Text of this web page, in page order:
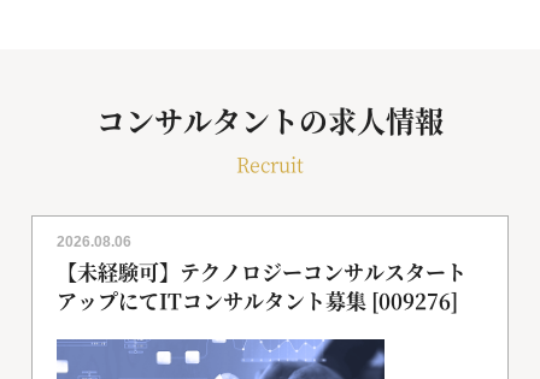
コンサルタントの求人情報
Recruit
2026.08.06
【未経験可】テクノロジーコンサルスタート
アップにてITコンサルタント募集 [009276]